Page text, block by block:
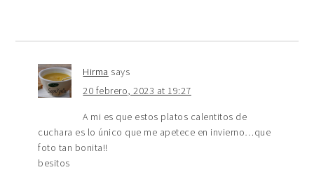
Hirma says
20 febrero, 2023 at 19:27
A mi es que estos platos calentitos de
cuchara es lo único que me apetece en invierno…que
foto tan bonita!!
besitos